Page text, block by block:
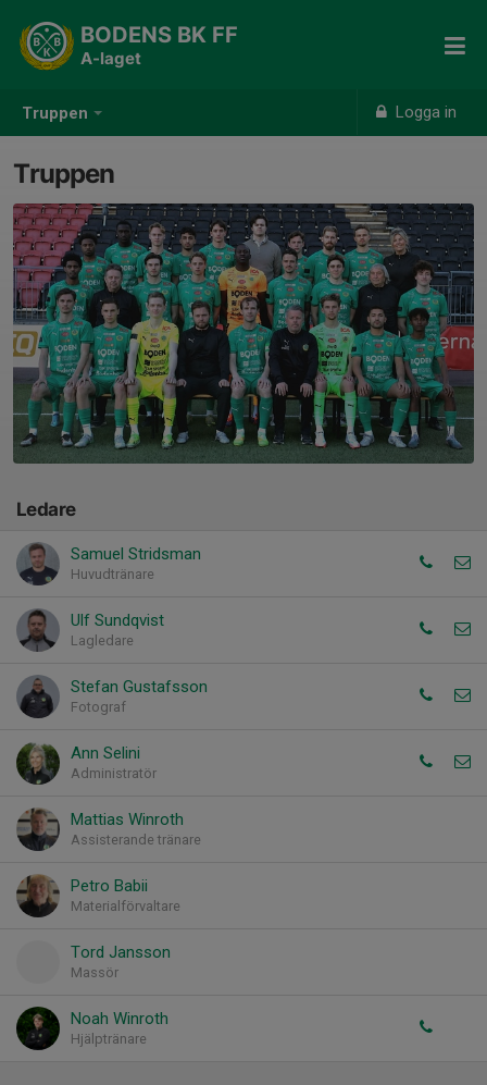
Truppen Logga in
BODENS BK FF
A-laget
Truppen
Ledare
Samuel Stridsman
Huvudtränare
Ulf Sundqvist
Lagledare
Stefan Gustafsson
Fotograf
Ann Selini
Administratör
Mattias Winroth
Assisterande tränare
Petro Babii
Materialförvaltare
Tord Jansson
Massör
Noah Winroth
Hjälptränare